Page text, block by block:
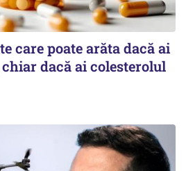
care poate arăta dacă ai
dacă ai colesterolul